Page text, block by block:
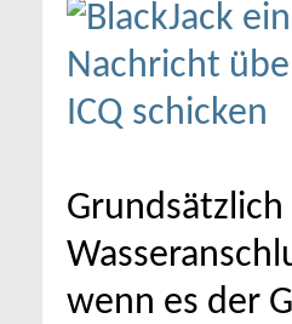
wenn es der